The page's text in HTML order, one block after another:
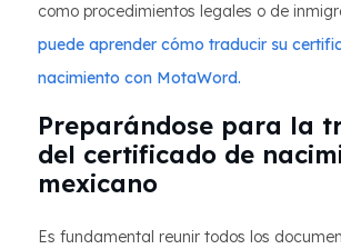
como procedimientos legales o de
puede aprender cómo traducir su
nacimiento con MotaWord.
Preparándose para la
del certificado de
mexicano
Es fundamental reunir todos los